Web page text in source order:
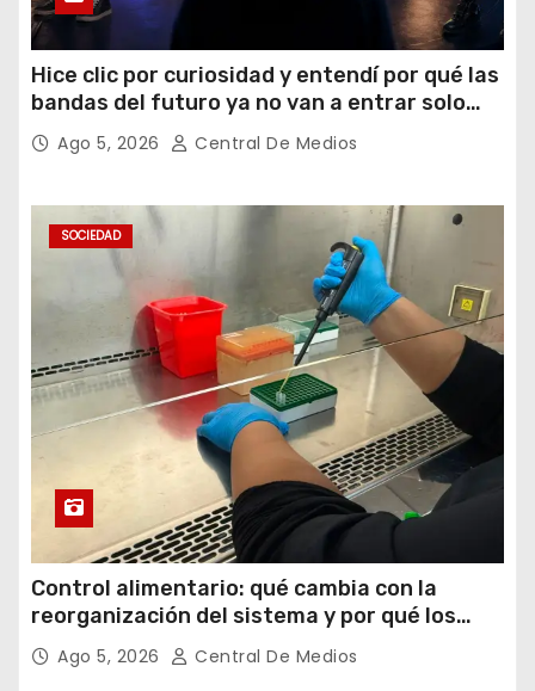
Hice clic por curiosidad y entendí por qué las
bandas del futuro ya no van a entrar solo
por los oídos
Ago 5, 2026 Central De Medios
SOCIEDAD
Control alimentario: qué cambia con la
reorganización del sistema y por qué los
laboratorios serán clave para garantizar la
inocuidad
Ago 5, 2026 Central De Medios